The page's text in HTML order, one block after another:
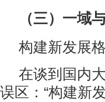
（三）一域
构建新发展
在谈到国内
误区：“构建新